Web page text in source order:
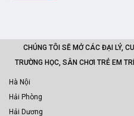
CHÚNG TÔI SẼ MỞ CÁC ĐẠI LÝ,
TRƯỜNG HỌC, SÂN CHƠI TRẺ EM
Hà Nội
Hải Phòng
Hải Dương